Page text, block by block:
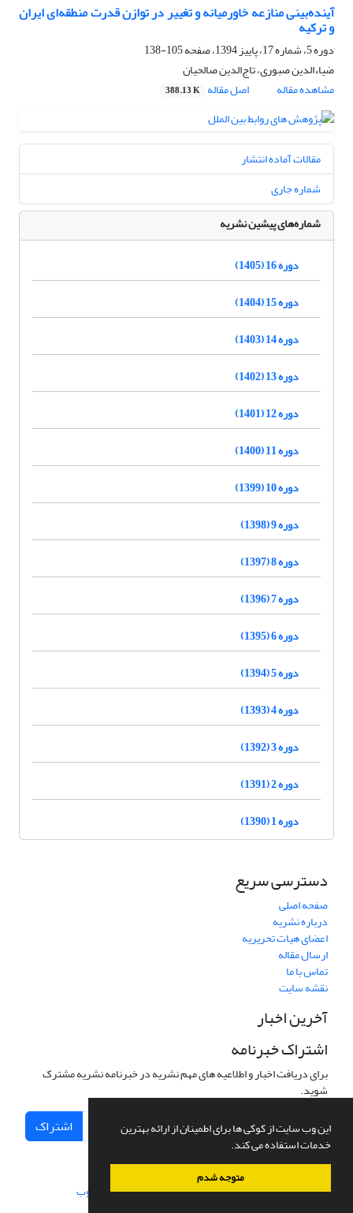
این وب سایت از کوکی ها برای اطمینان از ارائه بهترین
خدمات استفاده می کند.
متوجه شدم
آینده‌بینی منازعه خاورمیانه و تغییر در توازن قدرت منطقه‌ای ایران
و ترکیه
دوره 5، شماره 17، پاییز 1394، صفحه
105-138
ضیاءالدین صبوری، تاج‌الدین صالحیان
مشاهده مقاله
اصل مقاله 388.13 K
مقالات آماده انتشار
شماره جاری
شماره‌های پیشین نشریه
دوره 16 (1405)
دوره 15 (1404)
دوره 14 (1403)
دوره 13 (1402)
دوره 12 (1401)
دوره 11 (1400)
دوره 10 (1399)
دوره 9 (1398)
دوره 8 (1397)
دوره 7 (1396)
دوره 6 (1395)
دوره 5 (1394)
دوره 4 (1393)
دوره 3 (1392)
دوره 2 (1391)
دوره 1 (1390)
دسترسی سریع
صفحه اصلی
درباره نشریه
اعضای هیات تحریریه
ارسال مقاله
تماس با ما
نقشه سایت
آخرین اخبار
اشتراک خبرنامه
برای دریافت اخبار و اطلاعیه های مهم نشریه در خبرنامه نشریه مشترک
شوید.
اشتراک
سامانه مدیریت نشریات علمی.طراحی و پیاده سازی از سیناوب